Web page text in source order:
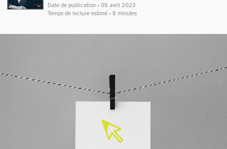
Date de publication • 05 avril 2023
Temps de lecture estimé • 8 minutes